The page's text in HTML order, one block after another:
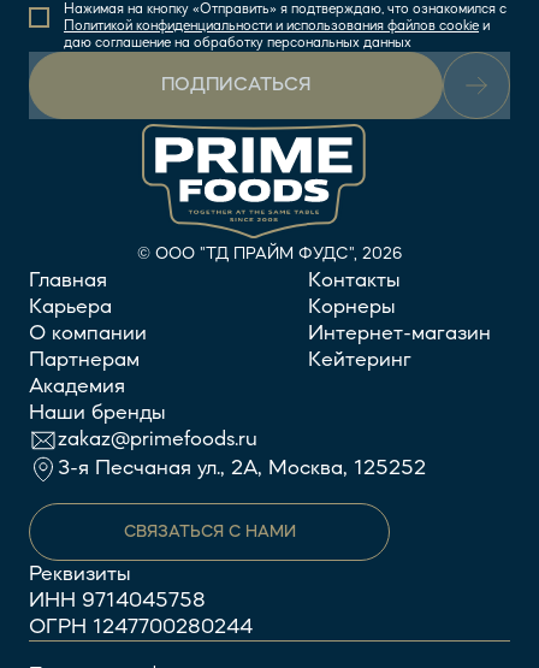
Нажимая на кнопку «Отправить» я подтверждаю, что ознакомился с
Политикой конфиденциальности и использования файлов cookie и
даю соглашение на обработку персональных данных
ПОДПИСАТЬСЯ
© ООО "ТД ПРАЙМ ФУДС", 2026
Главная
Карьера
О компании
Партнерам
Академия
Наши бренды
Контакты
Корнеры
Интернет-магазин
Кейтеринг
zakaz@primefoods.ru
3-я Песчаная ул., 2А, Москва, 125252
СВЯЗАТЬСЯ С НАМИ
Реквизиты
ИНН 9714045758
ОГРН 1247700280244